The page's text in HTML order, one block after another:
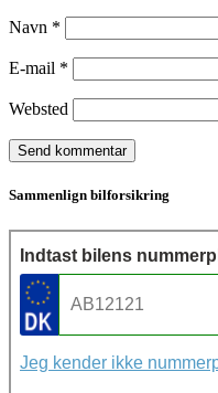
Navn *
E-mail *
Websted
Sammenlign bilforsikring